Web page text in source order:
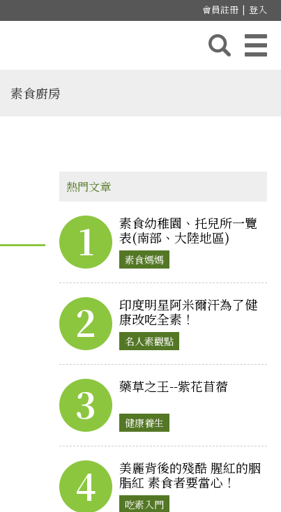
會員註冊 | 登入
素食廚房
熱門文章
1
素食幼稚園、托兒所一覽
表(南部、大陸地區)
素食媽媽
2
印度明星阿米爾汗為了健
康改吃全素！
名人素觀點
3 藥草之王--紫花苜蓿
健康養生
4
美麗背後的殘酷 腥紅的胭
脂紅 素食者要當心！
吃素入門